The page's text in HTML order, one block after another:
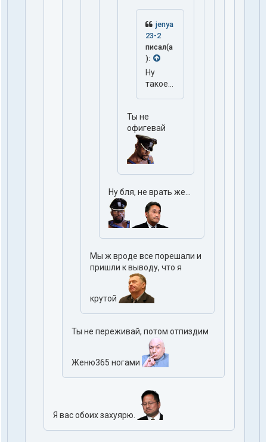
jenya
23-2
писал(а
):
Ну
такое...
Ты не
офигевай
Ну бля, не врать же...
Мы ж вроде все порешали и
пришли к выводу, что я
крутой
Ты не переживай, потом отпиздим
Женю365 ногами
Я вас обоих захуярю.